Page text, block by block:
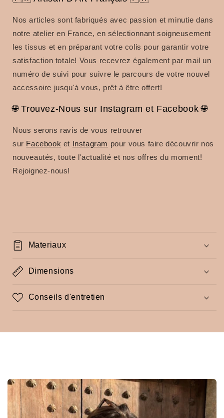
Nos articles sont fabriqués avec passion et minutie dans
notre atelier en France, en sélectionnant soigneusement
les tissus et en préparant votre colis pour garantir votre
satisfaction totale! Vous recevrez également par mail un
numéro de suivi pour suivre le parcours de votre nouvel
accessoire jusqu'à vous, prêt à être offert!
🌐 Trouvez-Nous sur Instagram et Facebook 🌐
Nous serons ravis de vous retrouver
sur Facebook et Instagram pour vous faire découvrir nos
nouveautés, toute l'actualité et nos offres du moment!
Rejoignez-nous!
Materiaux
Dimensions
Conseils d'entretien